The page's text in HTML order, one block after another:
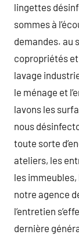
lingettes
sommes à
demandes. au
copropriétés
lavage
le ménage et
lavons les
nous
toute sorte
ateliers, les
les
notre agence
l’entretien
dernière